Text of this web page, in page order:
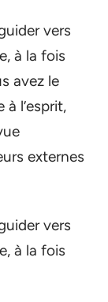
vers
à la fois
avez le
l’esprit,
externes
vers
à la fois